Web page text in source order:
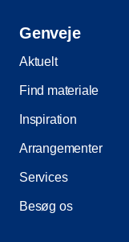
Genveje
Aktuelt
Find materiale
Inspiration
Arrangementer
Services
Besøg os